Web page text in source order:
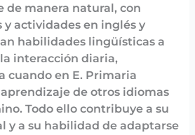
manera natural, con
y actividades en inglés y
habilidades lingüísticas a
interacción diaria,
cuando en E. Primaria
de otros idiomas
Todo ello contribuye a su
y a su habilidad de adaptarse